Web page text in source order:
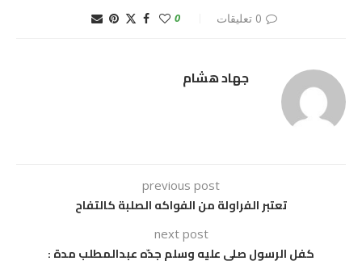
0 تعليقات 0
جهاد هشام
previous post
تعتبر الفراولة من الفواكه الصلبة كالتفاح
next post
كفل الرسول صلى عليه وسلم جدّه عبدالمطلب مدة :